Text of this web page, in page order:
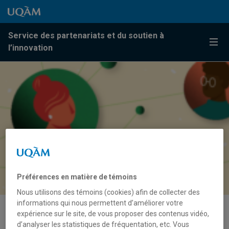
Passer au contenu
Accéder au menu principal
Accéder à la recherche
Passer au contenu
Accéder au menu principal
Service des partenariats et du soutien à
l’innovation
Un nanovaccin contre la COVID-
Préférences en matière de témoins
Nous utilisons des témoins (cookies) afin de collecter des
informations qui nous permettent d’améliorer votre
expérience sur le site, de vous proposer des contenus vidéo,
d’analyser les statistiques de fréquentation, etc. Vous